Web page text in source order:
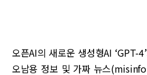
오픈AI의 새로운 생성형AI ‘GPT-
오남용 정보 및 가짜 뉴스